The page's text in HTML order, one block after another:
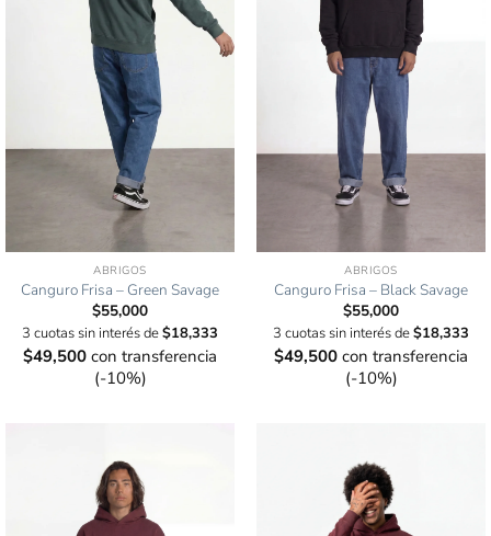
ABRIGOS
Canguro Frisa – Green Savage
$55,000
3 cuotas sin interés de$18,333
$49,500 con transferencia
(-10%)
ABRIGOS
Canguro Frisa – Black Savage
$55,000
3 cuotas sin interés de$18,333
$49,500 con transferencia
(-10%)